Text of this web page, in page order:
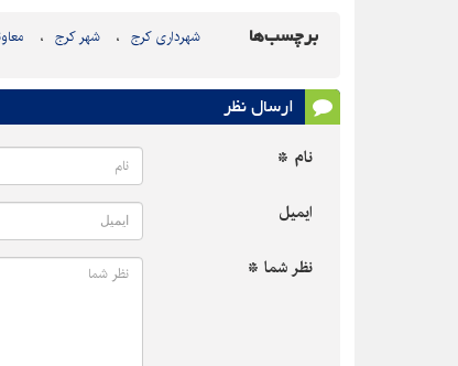
برچسب‌ها شهرداری کرج شهر کرج
ارسال نظر
نام *
ایمیل
نظر شما *